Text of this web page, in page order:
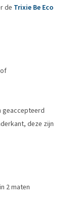
de Trixie Be Eco
geaccepteerd
deze zijn
2 maten